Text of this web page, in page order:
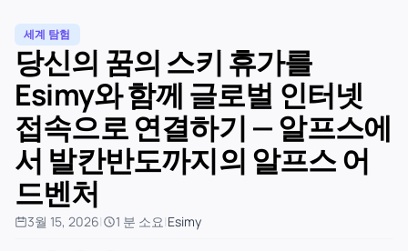
세계 탐험
당신의 꿈의 스키 휴가를
Esimy와 함께 글로벌 인터넷
접속으로 연결하기 — 알프스에
서 발칸반도까지의 알프스 어
드벤처
3월 15, 2026| 1 분 소요|Esimy